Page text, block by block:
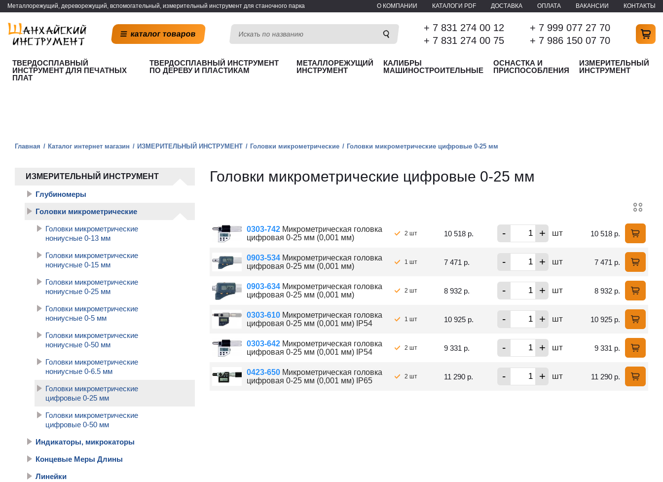
Металлорежущий, дереворежущий, вспомогательный, измерительный инструмент для станочного парка О КОМПАНИИ КАТАЛОГИ PDF ДОСТАВКА ОПЛАТА ВАКАНСИИ КОНТАКТЫ
каталог товаров
+ 7 831 274 00 12
+ 7 831 274 00 75
+ 7 999 077 27 70
+ 7 986 150 07 70
ТВЕРДОСПЛАВНЫЙ
ИНСТРУМЕНТ ДЛЯ ПЕЧАТНЫХ
ПЛАТ
ТВЕРДОСПЛАВНЫЙ ИНСТРУМЕНТ
ПО ДЕРЕВУ И ПЛАСТИКАМ
МЕТАЛЛОРЕЖУЩИЙ
ИНСТРУМЕНТ
КАЛИБРЫ
МАШИНОСТРОИТЕЛЬНЫЕ
ОСНАСТКА И
ПРИСПОСОБЛЕНИЯ
ИЗМЕРИТЕЛЬНЫЙ
ИНСТРУМЕНТ
Главная Каталог интернет магазин ИЗМЕРИТЕЛЬНЫЙ ИНСТРУМЕНТ Головки микрометрические Головки микрометрические цифровые 0-25 мм
ИЗМЕРИТЕЛЬНЫЙ ИНСТРУМЕНТ
Глубиномеры
Головки микрометрические
Головки микрометрические
нониусные 0-13 мм
Головки микрометрические
нониусные 0-15 мм
Головки микрометрические
нониусные 0-25 мм
Головки микрометрические
нониусные 0-5 мм
Головки микрометрические
нониусные 0-50 мм
Головки микрометрические
нониусные 0-6.5 мм
Головки микрометрические
цифровые 0-25 мм
Головки микрометрические
цифровые 0-50 мм
Индикаторы, микрокаторы
Концевые Меры Длины
Линейки
Головки микрометрические цифровые 0-25 мм
0303-742 Микрометрическая головка
цифровая 0-25 мм (0,001 мм)
2 шт 10 518 р. - + шт 10 518 р.
0903-534 Микрометрическая головка
цифровая 0-25 мм (0,001 мм)
1 шт 7 471 р. - + шт 7 471 р.
0903-634 Микрометрическая головка
цифровая 0-25 мм (0,001 мм)
2 шт 8 932 р. - + шт 8 932 р.
0303-610 Микрометрическая головка
цифровая 0-25 мм (0,001 мм) IP54
1 шт 10 925 р. - + шт 10 925 р.
0303-642 Микрометрическая головка
цифровая 0-25 мм (0,001 мм) IP54
2 шт 9 331 р. - + шт 9 331 р.
0423-650 Микрометрическая головка
цифровая 0-25 мм (0,001 мм) IP65
2 шт 11 290 р. - + шт 11 290 р.